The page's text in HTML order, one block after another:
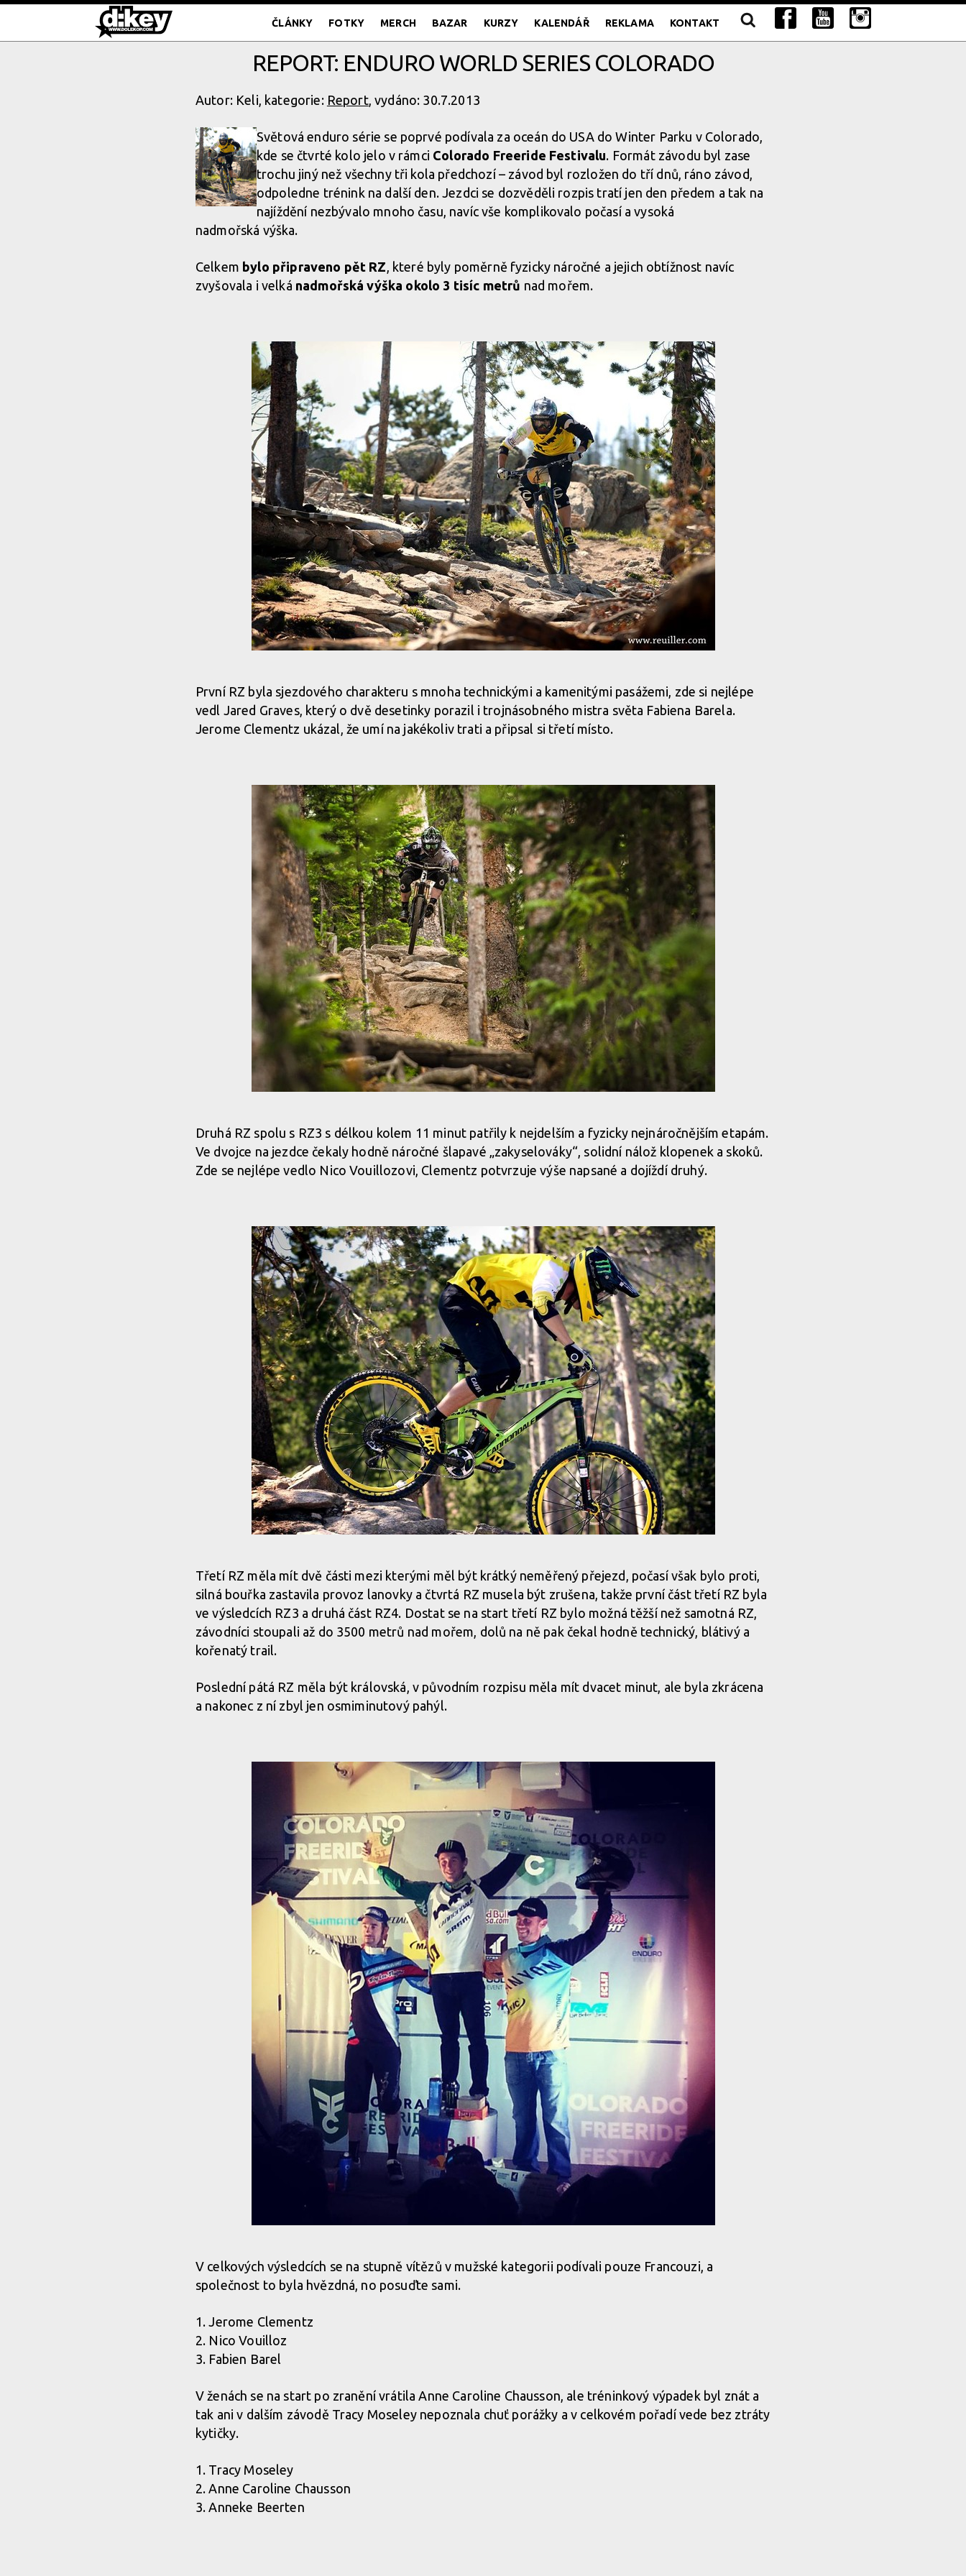
ČLÁNKY FOTKY MERCH BAZAR KURZY KALENDÁŘ REKLAMA KONTAKT
REPORT: ENDURO WORLD SERIES COLORADO
Autor: Keli, kategorie: Report, vydáno: 30.7.2013
Světová enduro série se poprvé podívala za oceán do USA do Winter Parku v Colorado,
kde se čtvrté kolo jelo v rámci Colorado Freeride Festivalu. Formát závodu byl zase
trochu jiný než všechny tři kola předchozí – závod byl rozložen do tří dnů, ráno závod,
odpoledne trénink na další den. Jezdci se dozvěděli rozpis tratí jen den předem a tak na
najíždění nezbývalo mnoho času, navíc vše komplikovalo počasí a vysoká
nadmořská výška.
Celkem bylo připraveno pět RZ, které byly poměrně fyzicky náročné a jejich obtížnost navíc
zvyšovala i velká nadmořská výška okolo 3 tisíc metrů nad mořem.
První RZ byla sjezdového charakteru s mnoha technickými a kamenitými pasážemi, zde si nejlépe
vedl Jared Graves, který o dvě desetinky porazil i trojnásobného mistra světa Fabiena Barela.
Jerome Clementz ukázal, že umí na jakékoliv trati a připsal si třetí místo.
Druhá RZ spolu s RZ3 s délkou kolem 11 minut patřily k nejdelším a fyzicky nejnáročnějším etapám.
Ve dvojce na jezdce čekaly hodně náročné šlapavé „zakyselováky“, solidní nálož klopenek a skoků.
Zde se nejlépe vedlo Nico Vouillozovi, Clementz potvrzuje výše napsané a dojíždí druhý.
Třetí RZ měla mít dvě části mezi kterými měl být krátký neměřený přejezd, počasí však bylo proti,
silná bouřka zastavila provoz lanovky a čtvrtá RZ musela být zrušena, takže první část třetí RZ byla
ve výsledcích RZ3 a druhá část RZ4. Dostat se na start třetí RZ bylo možná těžší než samotná RZ,
závodníci stoupali až do 3500 metrů nad mořem, dolů na ně pak čekal hodně technický, blátivý a
kořenatý trail.
Poslední pátá RZ měla být královská, v původním rozpisu měla mít dvacet minut, ale byla zkrácena
a nakonec z ní zbyl jen osmiminutový pahýl.
V celkových výsledcích se na stupně vítězů v mužské kategorii podívali pouze Francouzi, a
společnost to byla hvězdná, no posuďte sami.
1. Jerome Clementz
2. Nico Vouilloz
3. Fabien Barel
V ženách se na start po zranění vrátila Anne Caroline Chausson, ale tréninkový výpadek byl znát a
tak ani v dalším závodě Tracy Moseley nepoznala chuť porážky a v celkovém pořadí vede bez ztráty
kytičky.
1. Tracy Moseley
2. Anne Caroline Chausson
3. Anneke Beerten